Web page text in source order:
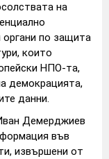
на
органи по защита
които
НПО-та,
демокрацията,
данни.
Демерджиев
във
извършени от